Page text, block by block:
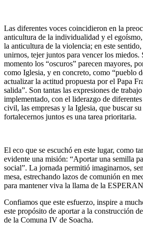
Las diferentes voces coincidieron en la
anticultura de la individualidad y el
la anticultura de la violencia; en este sentido,
unirnos, tejer juntos para vencer los miedos.
momento los “oscuros” parecen mayores,
como Iglesia, y en concreto, como “pueblo
actualizar la actitud propuesta por el Papa
salida”. Son tantas las expresiones de
implementado, con el liderazgo de
civil, las empresas y la Iglesia, que buscar
fortalecernos juntos es una tarea prioritaria.
El eco que se escuchó en este lugar, como
evidente una misión: “Aportar una semilla
social”. La jornada permitió imaginarnos,
mesa, estrechando lazos de comunión en
para mantener viva la llama de la
Confiamos que este esfuerzo, inspire a
este propósito de aportar a la construcción
de la Comuna IV de Soacha.